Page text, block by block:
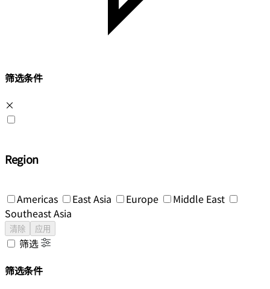
筛选条件
×
Region
Americas East Asia Europe
Middle East
Southeast Asia
清除 应用
筛选
筛选条件